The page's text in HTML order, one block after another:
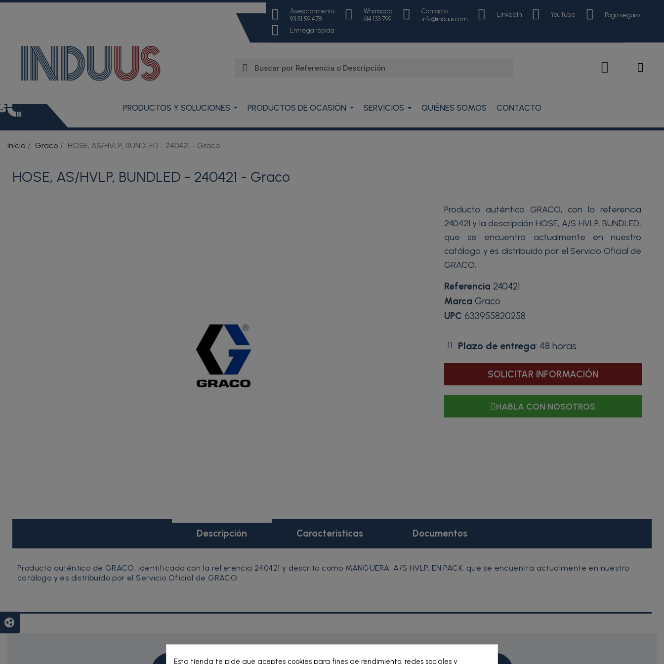
Asesoramiento
93 51 59 478
Whatsapp
614 133 799
Contacto
info@induus.com
LinkedIn YouTube Pago seguro
Entrega rápida
PRODUCTOS Y SOLUCIONES PRODUCTOS DE OCASIÓN SERVICIOS QUIÉNES SOMOS CONTACTO
Inicio Graco HOSE, AS/HVLP, BUNDLED - 240421 - Graco
HOSE, AS/HVLP, BUNDLED - 240421 - Graco
Producto auténtico GRACO, con la referencia
240421 y la descripción HOSE, A/S HVLP, BUNDLED,
que se encuentra actualmente en nuestro
catálogo y es distribuido por el Servicio Oficial de
GRACO.
Referencia 240421
Marca Graco
UPC 633955820258
Plazo de entrega: 48 horas
SOLICITAR INFORMACIÓN
HABLA CON NOSOTROS
Descripción Características Documentos
Producto auténtico de GRACO, identificado con la referencia 240421 y descrito como MANGUERA, A/S HVLP, EN PACK, que se encuentra actualmente en nuestro
catálogo y es distribuido por el Servicio Oficial de GRACO.
Esta tienda te pide que aceptes cookies para fines de rendimiento, redes sociales y
group_work